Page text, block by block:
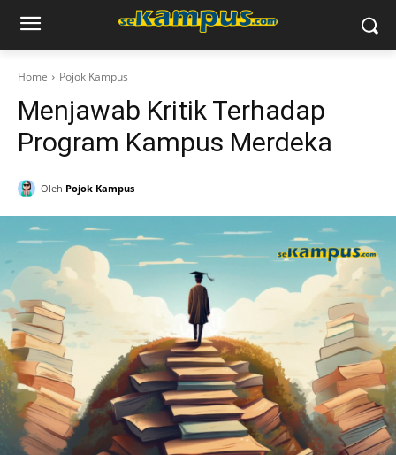
Home Pojok Kampus
Menjawab Kritik Terhadap
Program Kampus Merdeka
Oleh Pojok Kampus